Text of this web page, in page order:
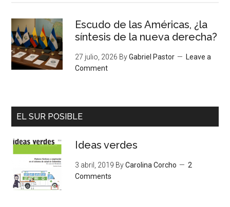
Escudo de las Américas, ¿la
síntesis de la nueva derecha?
27 julio, 2026 ByGabriel Pastor
Leave a
Comment
EL SUR POSIBLE
Ideas verdes
3 abril, 2019 ByCarolina Corcho
2
Comments